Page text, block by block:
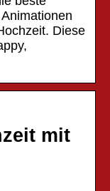
Diese
mit